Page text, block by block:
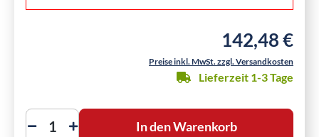
Regulärer Preis:
142,48 €
Preise inkl. MwSt. zzgl. Versandkosten
Lieferzeit 1-3 Tage
In den Warenkorb